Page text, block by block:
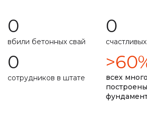
расчет несущей способности
долговечность фундамента
замер уровня промерзания почвы
0
вбили бетонных свай
0
0
сотрудников в штате
всех